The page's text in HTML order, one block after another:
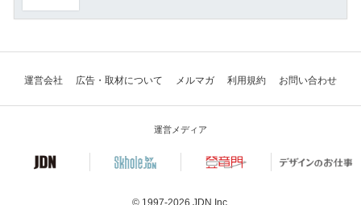
運営会社 広告・取材について メルマガ 利用規約 お問い合わせ
運営メディア
© 1997-2026 JDN Inc.